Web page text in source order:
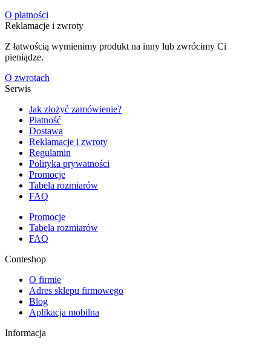
O płatności
Reklamacje i zwroty
Z łatwością wymienimy produkt na inny lub zwrócimy Ci
pieniądze.
O zwrotach
Serwis
Jak złożyć zamówienie?
Płatność
Dostawa
Reklamacje i zwroty
Regulamin
Polityka prywatności
Promocje
Tabela rozmiarów
FAQ
Promocje
Tabela rozmiarów
FAQ
Conteshop
O firmie
Adres sklepu firmowego
Blog
Aplikacja mobilna
Informacja